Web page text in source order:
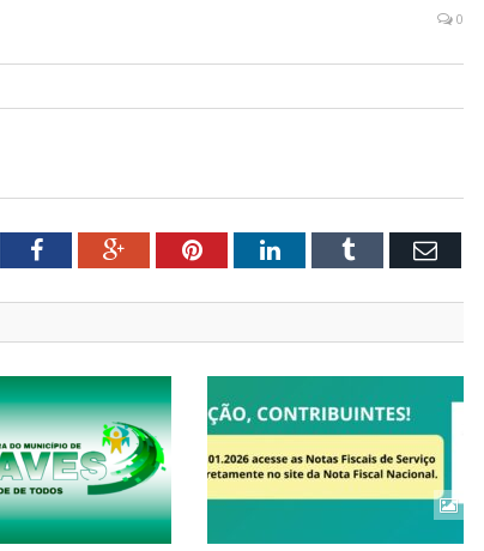
0
FacebookGoogle+PinterestLinkedInTumblr Email